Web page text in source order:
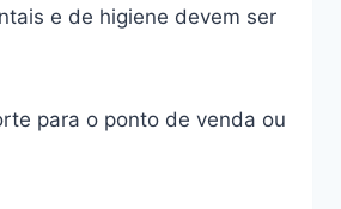
e de higiene devem ser
para o ponto de venda ou